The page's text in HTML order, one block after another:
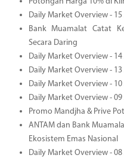
Daily Market Overview - 15
Bank Muamalat Catat
Secara Daring
Daily Market Overview - 14
Daily Market Overview - 13
Daily Market Overview - 10
Daily Market Overview - 09
Promo Mandjha & Prive
ANTAM dan Bank
Ekosistem Emas Nasional
Daily Market Overview - 08